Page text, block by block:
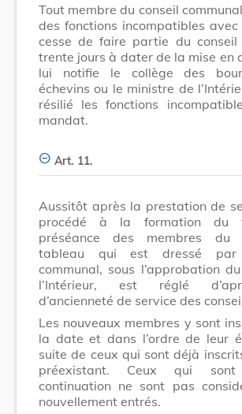
Tout membre du conseil
des fonctions incompatibles
cesse de faire partie du conseil
trente jours à dater de la mise en
lui notifie le collège des
échevins ou le ministre de
résilié les fonctions
mandat.
Art. 11.
Aussitôt après la prestation de
procédé à la formation du
préséance des membres du
tableau qui est dressé par
communal, sous l’approbation
l’Intérieur, est réglé
d’ancienneté de service des
Les nouveaux membres y sont
la date et dans l’ordre de leur
suite de ceux qui sont déjà
préexistant. Ceux qui
continuation ne sont pas
nouvellement entrés.